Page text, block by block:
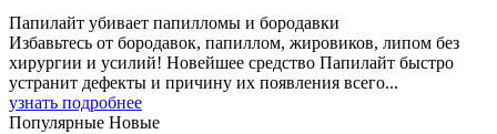
Папилайт убивает папилломы и бородавки
Избавьтесь от бородавок, папиллом, жировиков, липом без
хирургии и усилий! Новейшее средство Папилайт быстро
устранит дефекты и причину их появления всего...
узнать подробнее
Популярные Новые